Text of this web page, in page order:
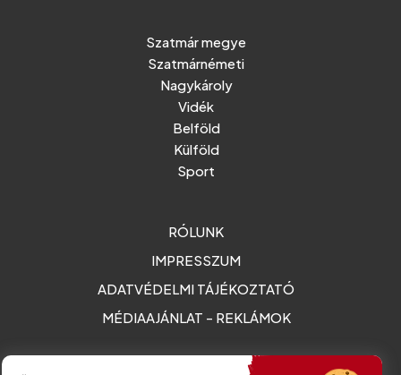
Szatmár megye
Szatmárnémeti
Nagykároly
Vidék
Belföld
Külföld
Sport
RÓLUNK
IMPRESSZUM
ADATVÉDELMI TÁJÉKOZTATÓ
MÉDIAAJÁNLAT - REKLÁMOK
Amurgului utca 2. szám, Szatmárnémeti